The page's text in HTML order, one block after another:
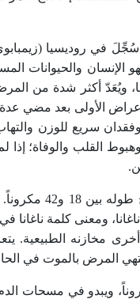
الإنسان والحيوانات
أكثر شدة من
الأولى بعد مضي
سريع للوزن
: يراوح
ومعنى كلمة ناغانا في
أخرى مخازنه
المرض بالموت في